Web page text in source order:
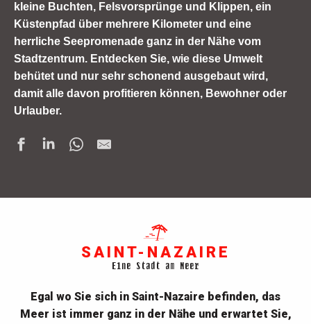
kleine Buchten, Felsvorsprünge und Klippen, ein
Küstenpfad über mehrere Kilometer und eine
herrliche Seepromenade ganz in der Nähe vom
Stadtzentrum. Entdecken Sie, wie diese Umwelt
behütet und nur sehr schonend ausgebaut wird,
damit alle davon profitieren können, Bewohner oder
Urlauber.
SAINT-NAZAIRE
Eine Stadt am Meer
Egal wo Sie sich in Saint-Nazaire befinden, das
Meer ist immer ganz in der Nähe und erwartet Sie,